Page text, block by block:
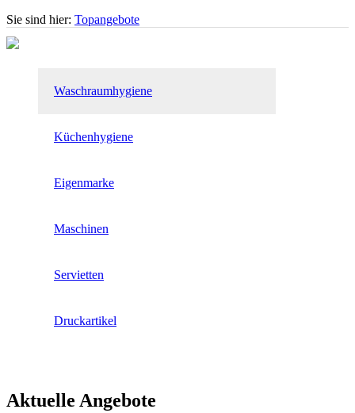
Sie sind hier: Topangebote
Waschraumhygiene
Küchenhygiene
Eigenmarke
Maschinen
Servietten
Druckartikel
Aktuelle Angebote